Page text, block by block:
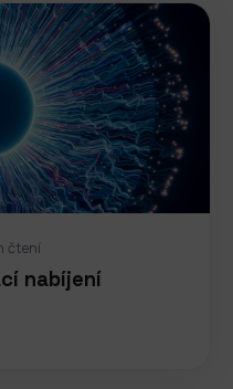
čtení
nabíjení